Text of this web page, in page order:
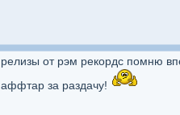
релизы от рэм рекордс помню
аффтар за раздачу!